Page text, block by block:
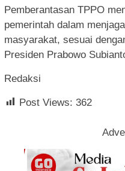
Pemberantasan TPPO
pemerintah dalam
masyarakat, sesuai
Presiden Prabowo
Redaksi
Post Views: 362